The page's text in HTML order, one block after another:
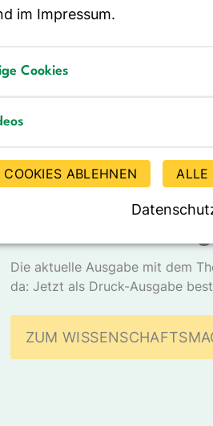
& Nutrition Research veröffentlichte
„Investigations o…
DGE - MEDIEN
DGEwissen – Das
Die aktuelle Ausgabe mit dem
da: Jetzt als Druck-Ausgabe
ZUM
im Impressum.
Cookies
COOKIES ABLEHNEN ALLE